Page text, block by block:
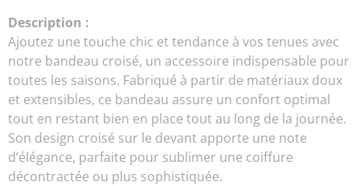
Description :
Ajoutez une touche chic et tendance à vos tenues avec
notre bandeau croisé, un accessoire indispensable pour
toutes les saisons. Fabriqué à partir de matériaux doux
et extensibles, ce bandeau assure un confort optimal
tout en restant bien en place tout au long de la journée.
Son design croisé sur le devant apporte une note
d’élégance, parfaite pour sublimer une coiffure
décontractée ou plus sophistiquée.